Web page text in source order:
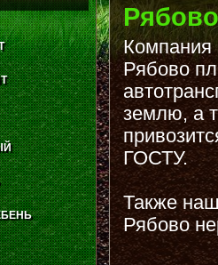
Рябово
Компания
Рябово
землю, а
ГОСТУ.
Также
Рябово